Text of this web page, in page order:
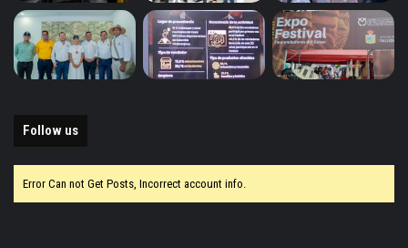
Follow us
Error Can not Get Posts, Incorrect account info.